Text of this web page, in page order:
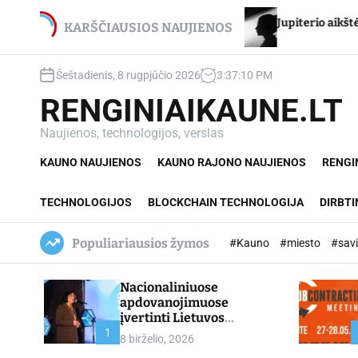
KARŠČIAUSIOS NAUJIENOS
Stancikui – net du
Jupiterio aikštės Chironas –
Šeštadienis, 8 rugpjūčio 2026 3:37:11 PM
RENGINIAIKAUNE.LT
Naujienos, technologijos, verslas
KAUNO NAUJIENOS KAUNO RAJONO NAUJIENOS
TECHNOLOGIJOS BLOCKCHAIN TECHNOLOGIJA
Populiariausios žymos #Kauno #miesto
1
Nacionaliniuose
apdovanojimuose
įvertinti Lietuvos
profesinio mokymo
lyderiai
8 birželio, 2026